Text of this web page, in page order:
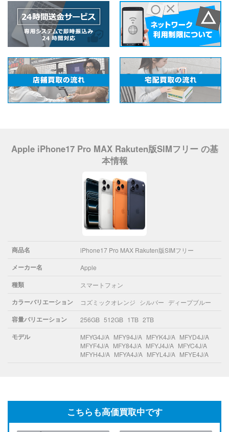
Apple iPhone17 Pro MAX Rakuten版SIMフリー の基
本情報
商品名 iPhone17 Pro MAX Rakuten版SIMフリー
メーカー名 Apple
種類 スマートフォン
カラーバリエーション コズミックオレンジ シルバー ディープブルー
容量バリエーション 256GB 512GB 1TB 2TB
モデル MFYG4J/A MFY94J/A MFYK4J/A MFYD4J/A
MFYF4J/A MFY84J/A MFYJ4J/A MFYC4J/A
MFYH4J/A MFYA4J/A MFYL4J/A MFYE4J/A
こちらも高価買取中です